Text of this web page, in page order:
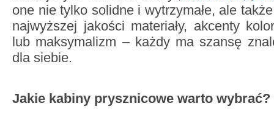
one nie tylko solidne i wytrzymałe, ale
najwyższej jakości materiały, akcenty
lub maksymalizm – każdy ma szansę
dla siebie.
Jakie kabiny prysznicowe warto wybrać?